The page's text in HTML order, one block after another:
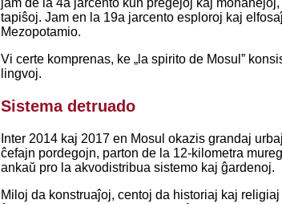
jam de la 4a jarcento kun preĝejoj kaj
tapiŝoj. Jam en la 19a jarcento esploroj kaj
Mezopotamio.
Vi certe komprenas, ke „la spirito de Mosul”
lingvoj.
Sistema detruado
Inter 2014 kaj 2017 en Mosul okazis grandaj
ĉefajn pordegojn, parton de la 12-kilometra
ankaŭ pro la akvodistribua sistemo kaj ĝardenoj.
Miloj da konstruaĵoj, centoj da historiaj kaj